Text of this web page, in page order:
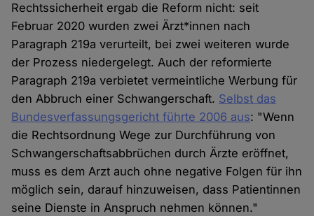
Rechtssicherheit ergab die Reform nicht: seit
Februar 2020 wurden zwei Ärzt*innen nach
Paragraph 219a verurteilt, bei zwei weiteren wurde
der Prozess niedergelegt. Auch der reformierte
Paragraph 219a verbietet vermeintliche Werbung für
den Abbruch einer Schwangerschaft. Selbst das
Bundesverfassungsgericht führte 2006 aus: "Wenn
die Rechtsordnung Wege zur Durchführung von
Schwangerschaftsabbrüchen durch Ärzte eröffnet,
muss es dem Arzt auch ohne negative Folgen für ihn
möglich sein, darauf hinzuweisen, dass Patientinnen
seine Dienste in Anspruch nehmen können."